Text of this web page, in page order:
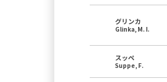
グリンカ
Glinka, M. I.
スッペ
Suppe, F.